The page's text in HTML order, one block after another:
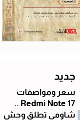
جديد
سعر ومواصفات
Redmi Note 17 ..
شاومي تطلق وحش